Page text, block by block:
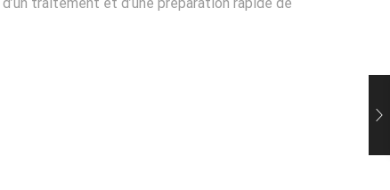
traitement et d’une préparation rapide de